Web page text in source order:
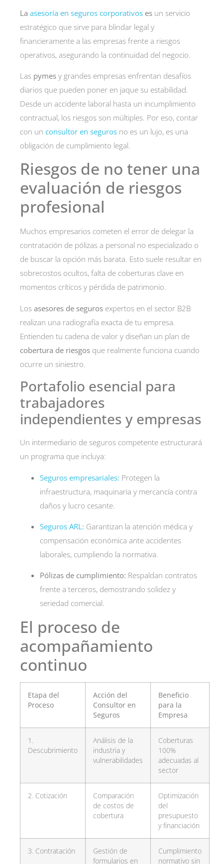
La asesoría en seguros corporativos es un servicio
estratégico que sirve para blindar legal y
financieramente a las empresas frente a riesgos
operativos, asegurando la continuidad del negocio.
Las pymes y grandes empresas enfrentan desafíos
diarios que pueden poner en jaque su estabilidad.
Desde un accidente laboral hasta un incumplimiento
contractual, los riesgos son múltiples. Por eso, contar
con un consultor en seguros no es un lujo, es una
obligación de cumplimiento legal.
Riesgos de no tener una
evaluación de riesgos
profesional
Muchos empresarios cometen el error de delegar la
contratación de pólizas a personal no especializado o
de buscar la opción más barata. Esto suele resultar en
sobrecostos ocultos, falta de coberturas clave en
momentos críticos y pérdida de patrimonio.
Los asesores de seguros expertos en el sector B2B
realizan una radiografía exacta de tu empresa.
Entienden tu cadena de valor y diseñan un plan de
cobertura de riesgos que realmente funciona cuando
ocurre un siniestro.
Portafolio esencial para
trabajadores
independientes y empresas
Un intermediario de seguros competente estructurará
un programa que incluya:
Seguros empresariales: Protegen la
infraestructura, maquinaria y mercancía contra
daños y lucro cesante.
Seguros ARL: Garantizan la atención médica y
compensación económica ante accidentes
laborales, cumpliendo la normativa.
Pólizas de cumplimiento: Respaldan contratos
frente a terceros, demostrando solidez y
seriedad comercial.
El proceso de
acompañamiento
continuo
Etapa del
Proceso
Acción del
Consultor en
Seguros
Beneficio
para la
Empresa
1.
Descubrimiento
Análisis de la
industria y
vulnerabilidades
Coberturas
100%
adecuadas al
sector
2. Cotización
Comparación
de costos de
cobertura
Optimización
del
presupuesto
y financiación
3. Contratación
Gestión de
formularios en
Cumplimiento
normativo sin